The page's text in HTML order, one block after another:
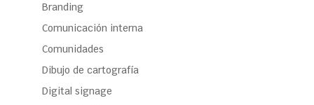
Branding
Comunicación interna
Comunidades
Dibujo de cartografía
Digital signage